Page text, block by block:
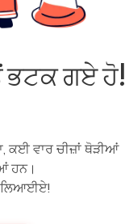
ਭਟਕ ਗਏ ਹੋ!
ਕਈ ਵਾਰ ਚੀਜ਼ਾਂ ਥੋੜੀਆਂ
ਹਨ।
ਲਿਆਈਏ!